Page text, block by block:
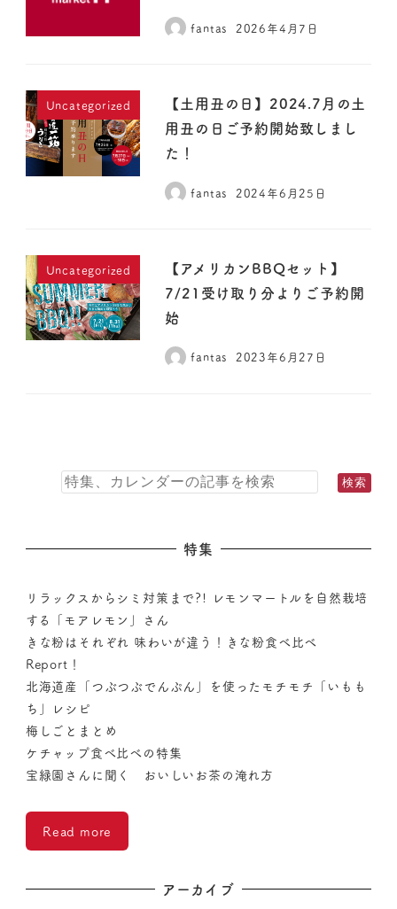
fantas 2026年4月7日
Uncategorized
【土用丑の日】2024.7月の土
用丑の日ご予約開始致しまし
た！
fantas 2024年6月25日
Uncategorized
【アメリカンBBQセット】
7/21受け取り分よりご予約開
始
fantas 2023年6月27日
特集
リラックスからシミ対策まで?! レモンマートルを自然栽培
する「モアレモン」さん
きな粉はそれぞれ 味わいが違う！きな粉食べ比べ
Report！
北海道産「つぶつぶでんぷん」を使ったモチモチ「いもも
ち」レシピ
梅しごとまとめ
ケチャップ食べ比べの特集
宝緑園さんに聞く おいしいお茶の淹れ方
Read more
アーカイブ